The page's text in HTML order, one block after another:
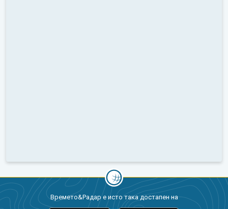
Времето&Радар е исто така достапен на